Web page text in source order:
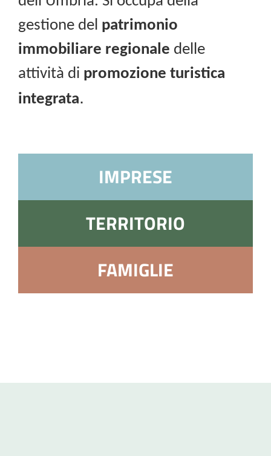
gestione del patrimonio
immobiliare regionale delle
attività di promozione turistica
integrata.
IMPRESE
TERRITORIO
FAMIGLIE